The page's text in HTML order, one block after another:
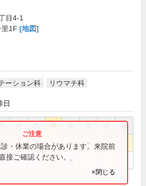
目4-1
1F [地図]
ーション科 リウマチ科
日
祝
● ● ● ● ●
● ●
・休業の場合があります。来院前
接ご確認ください。
×閉じる